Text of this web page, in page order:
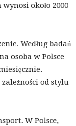
około 2000
Według badań
osoba w Polsce
od stylu
W Polsce,